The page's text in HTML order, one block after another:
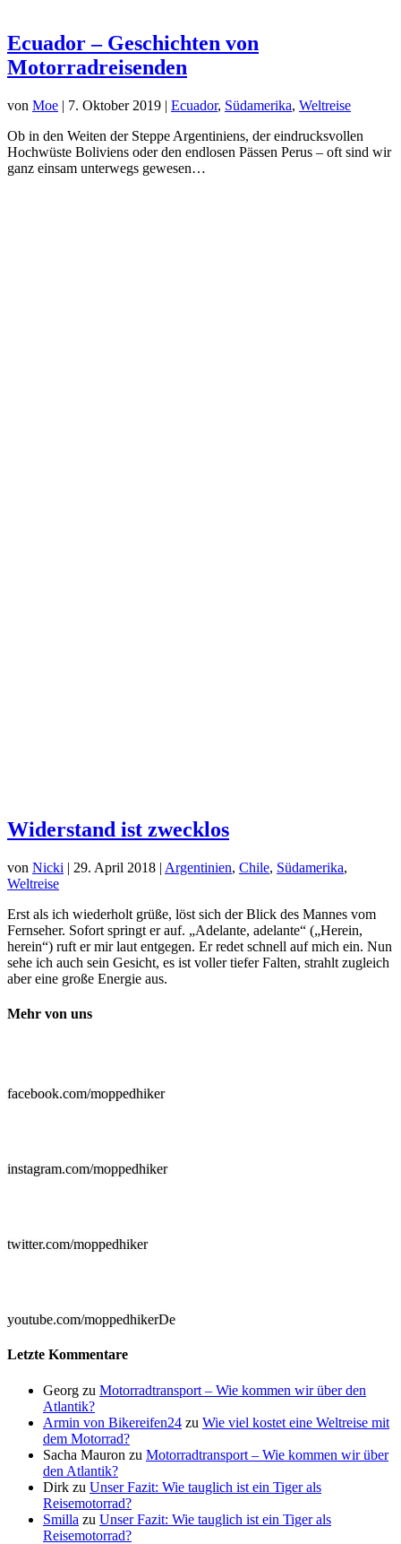
Ecuador – Geschichten von
Motorradreisenden
von Moe | 7. Oktober 2019 | Ecuador, Südamerika, Weltreise
Ob in den Weiten der Steppe Argentiniens, der eindrucksvollen
Hochwüste Boliviens oder den endlosen Pässen Perus – oft sind wir
ganz einsam unterwegs gewesen…
Widerstand ist zwecklos
von Nicki | 29. April 2018 | Argentinien, Chile, Südamerika,
Weltreise
Erst als ich wiederholt grüße, löst sich der Blick des Mannes vom
Fernseher. Sofort springt er auf. „Adelante, adelante“ („Herein,
herein“) ruft er mir laut entgegen. Er redet schnell auf mich ein. Nun
sehe ich auch sein Gesicht, es ist voller tiefer Falten, strahlt zugleich
aber eine große Energie aus.
Mehr von uns
facebook.com/moppedhiker
instagram.com/moppedhiker
twitter.com/moppedhiker
youtube.com/moppedhikerDe
Letzte Kommentare
Georg zu Motorradtransport – Wie kommen wir über den
Atlantik?
Armin von Bikereifen24 zu Wie viel kostet eine Weltreise mit
dem Motorrad?
Sacha Mauron zu Motorradtransport – Wie kommen wir über
den Atlantik?
Dirk zu Unser Fazit: Wie tauglich ist ein Tiger als
Reisemotorrad?
Smilla zu Unser Fazit: Wie tauglich ist ein Tiger als
Reisemotorrad?